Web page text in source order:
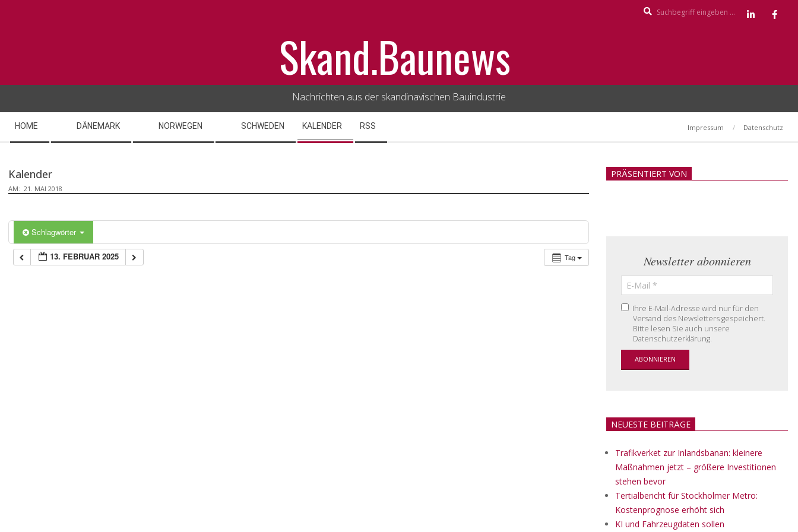
Skand.Baunews
Nachrichten aus der skandinavischen Bauindustrie
Navigation
Menu
HOME DÄNEMARK NORWEGEN SCHWEDEN KALENDER RSS Impressum Datenschutz
Kalender
AM: 21. MAI 2018
Schlagwörter
Tag
13. FEBRUAR 2025
PRÄSENTIERT VON
Newsletter abonnieren
Ihre E-Mail-Adresse wird nur für den
Versand des Newsletters gespeichert.
Bitte lesen Sie auch unsere
Datenschutzerklärung.
NEUESTE BEITRÄGE
Trafikverket zur Inlandsbanan: kleinere
Maßnahmen jetzt – größere Investitionen
stehen bevor
Tertialbericht für Stockholmer Metro:
Kostenprognose erhöht sich
KI und Fahrzeugdaten sollen